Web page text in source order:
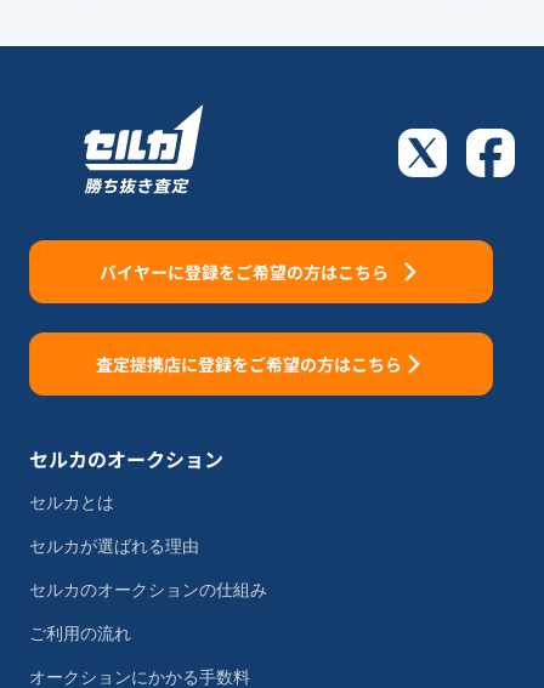
バイヤーに登録をご希望の方はこちら
査定提携店に登録をご希望の方はこちら
セルカのオークション
セルカとは
セルカが選ばれる理由
セルカのオークションの仕組み
ご利用の流れ
オークションにかかる手数料